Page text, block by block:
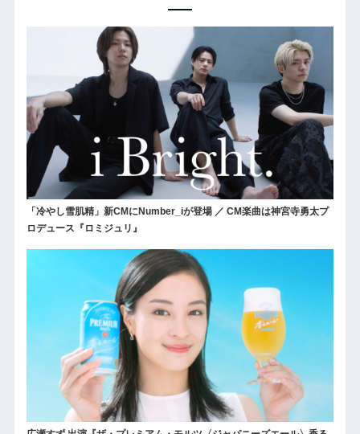
「冷やし雪肌精」新CMにNumber_iが登場 ／ CM楽曲は神宮寺勇太プ
ロデュース『ロミジュリ』